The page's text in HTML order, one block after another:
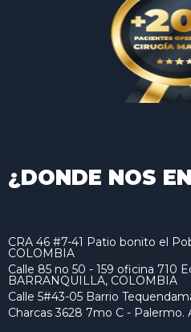
¿DONDE NOS
CRA 46 #7-41 Patio bonito el
COLOMBIA
Calle 85 no 50 - 159 oficina 710
BARRANQUILLA, COLOMBIA
Calle 5#43-05 Barrio
Charcas 3628 7mo C - Palermo.